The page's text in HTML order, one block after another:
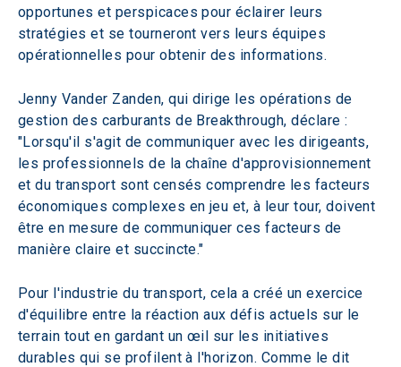
opportunes et perspicaces pour éclairer leurs
stratégies et se tourneront vers leurs équipes
opérationnelles pour obtenir des informations.
Jenny Vander Zanden, qui dirige les opérations de
gestion des carburants de Breakthrough, déclare :
"Lorsqu'il s'agit de communiquer avec les dirigeants,
les professionnels de la chaîne d'approvisionnement
et du transport sont censés comprendre les facteurs
économiques complexes en jeu et, à leur tour, doivent
être en mesure de communiquer ces facteurs de
manière claire et succincte."
Pour l'industrie du transport, cela a créé un exercice
d'équilibre entre la réaction aux défis actuels sur le
terrain tout en gardant un œil sur les initiatives
durables qui se profilent à l'horizon. Comme le dit